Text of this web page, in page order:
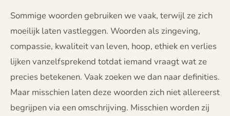
Sommige woorden gebruiken we vaak, terwijl ze zich
moeilijk laten vastleggen. Woorden als zingeving,
compassie, kwaliteit van leven, hoop, ethiek en verlies
lijken vanzelfsprekend totdat iemand vraagt wat ze
precies betekenen. Vaak zoeken we dan naar definities.
Maar misschien laten deze woorden zich niet allereerst
begrijpen via een omschrijving. Misschien worden zij